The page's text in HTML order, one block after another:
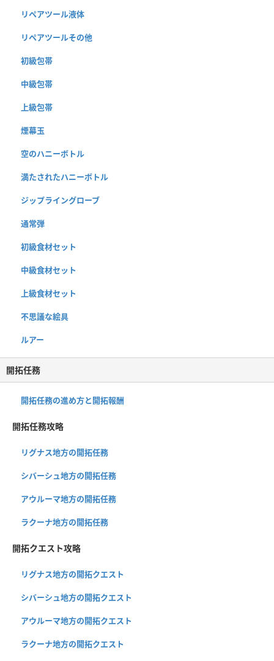
リペアツール液体
リペアツールその他
初級包帯
中級包帯
上級包帯
煙幕玉
空のハニーボトル
満たされたハニーボトル
ジップライングローブ
通常弾
初級食材セット
中級食材セット
上級食材セット
不思議な絵具
ルアー
開拓任務
開拓任務の進め方と開拓報酬
開拓任務攻略
リグナス地方の開拓任務
シバーシュ地方の開拓任務
アウルーマ地方の開拓任務
ラクーナ地方の開拓任務
開拓クエスト攻略
リグナス地方の開拓クエスト
シバーシュ地方の開拓クエスト
アウルーマ地方の開拓クエスト
ラクーナ地方の開拓クエスト